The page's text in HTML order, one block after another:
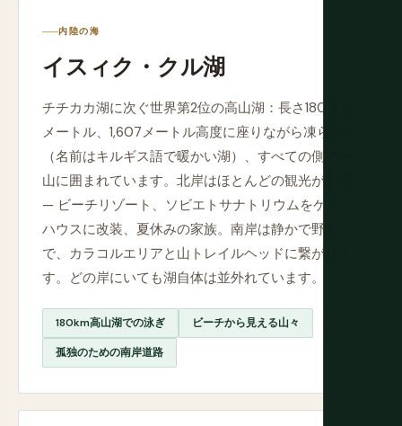
内陸の海
イスィク・クル湖
チチカカ湖に次ぐ世界第2位の高山湖：長さ180キロ
メートル、1,607メートル高度に座りながら凍らない
（名前はキルギス語で暖かい湖）、すべての側で天
山に囲まれています。北岸はほとんどの観光が集中
— ビーチリゾート、ソビエトサナトリウムをゲスト
ハウスに改装、夏休みの家族。南岸は静かで野生
で、カラコルエリアと山トレイルヘッドに繋がりま
す。どの岸にいても湖自体は並外れています。
180km高山湖での泳ぎ ビーチから見える山々
孤独のための南岸道路